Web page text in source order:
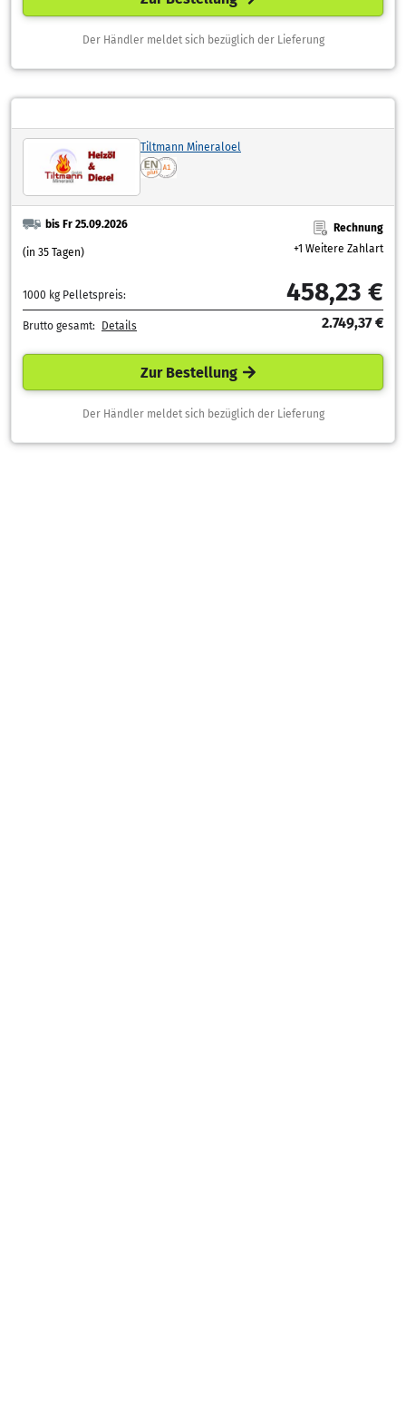
Der Händler meldet sich bezüglich der Lieferung
Tiltmann Mineraloel
bis Fr 25.09.2026
(in 35 Tagen)
Rechnung
+1 Weitere Zahlart
1000 kg Pelletspreis: 458,23 €
Brutto gesamt: Details 2.749,37 €
Zur Bestellung
Der Händler meldet sich bezüglich der Lieferung